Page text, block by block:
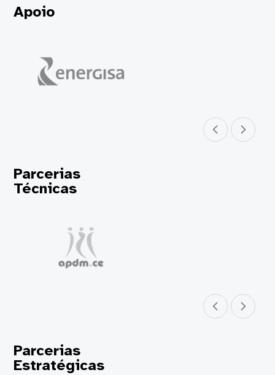
Apoio
Parceiro anterior
Próximo
Parcerias
Técnicas
Parceiro anterior
Próximo
Parcerias
Estratégicas